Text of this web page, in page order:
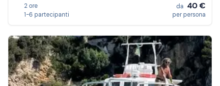
2 ore
1-6 partecipanti
da 40 €
per persona